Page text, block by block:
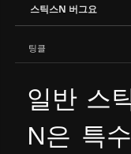
스틱스N 버그요
팅클
일반 스
N은 특